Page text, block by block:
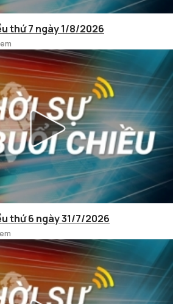
thứ 7 ngày 1/8/2026
thứ 6 ngày 31/7/2026